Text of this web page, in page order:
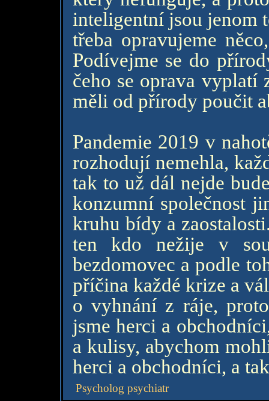
inteligentní jsou jenom
třeba opravujeme
Podívejme se do
čeho se oprava vyplatí
měli od přírody poučit
Pandemie 2019 v
rozhodují nemehla,
tak to už dál nejde
konzumní společnost
kruhu bídy a
ten kdo nežije v
bezdomovec a podle
příčina každé krize a
o vyhnání z ráje,
jsme herci a
a kulisy, abychom
herci a obchodníci, a
Psycholog psychiatr